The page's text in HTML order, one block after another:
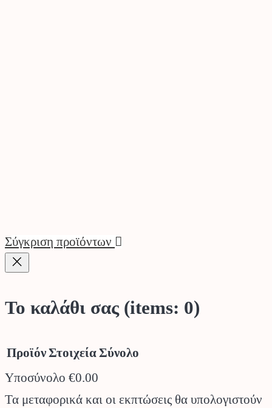
Σύγκριση προϊόντων
Το καλάθι σας (items: 0)
Προϊόντα
ΠροϊόνΣτοιχείαΣύνολο
Υποσύνολο €0.00
Τα μεταφορικά και οι εκπτώσεις θα υπολογιστούν